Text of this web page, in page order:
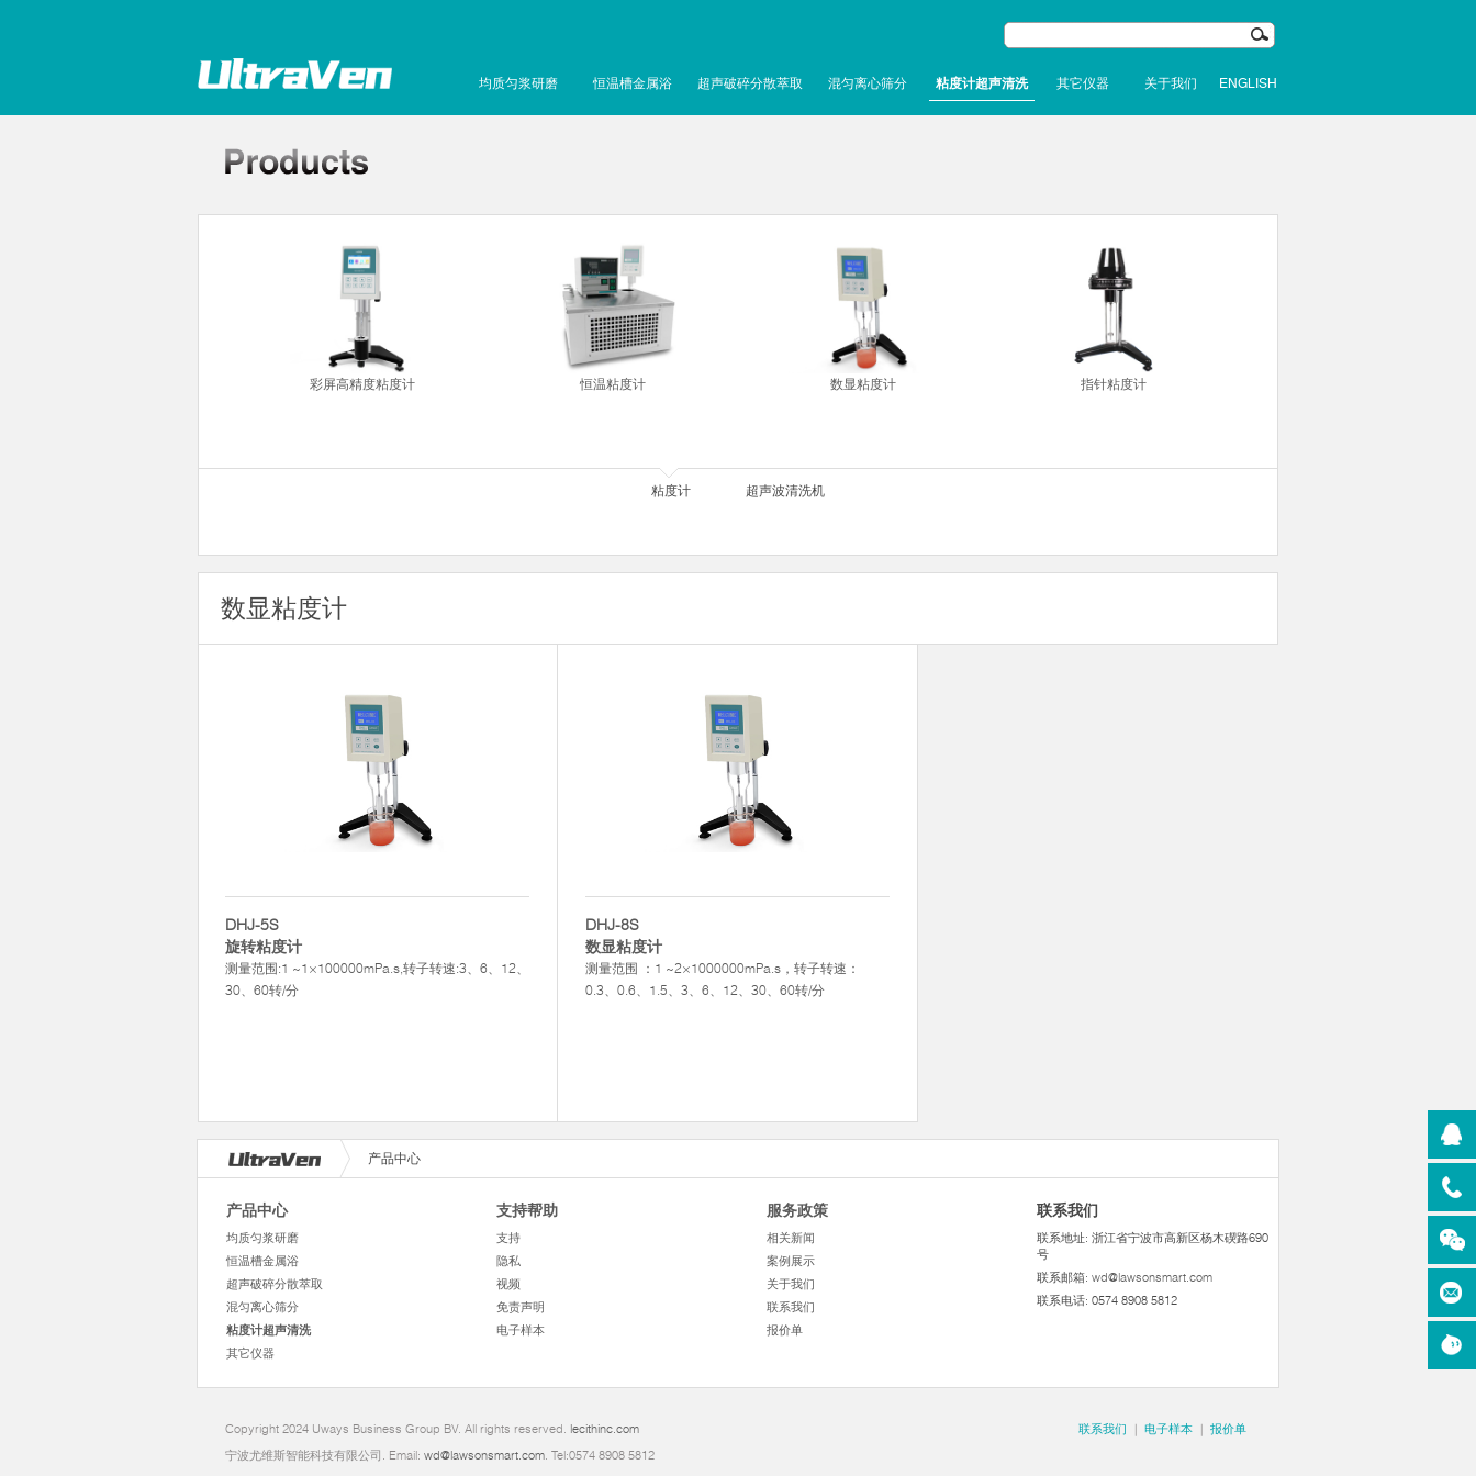
均质匀浆研磨 恒温槽金属浴 超声破碎分散萃取 混匀离心筛分 粘度计超声清洗 其它仪器 关于我们 ENGLISH
彩屏高精度粘度计 恒温粘度计 数显粘度计 指针粘度计
粘度计 超声波清洗机
数显粘度计
DHJ-5S
旋转粘度计
测量范围:1 ~1×100000mPa.s,转子转速:3、6、12、
30、60转/分
DHJ-8S
数显粘度计
测量范围 ：1 ~2×1000000mPa.s，转子转速：
0.3、0.6、1.5、3、6、12、30、60转/分
产品中心
产品中心
均质匀浆研磨
恒温槽金属浴
超声破碎分散萃取
混匀离心筛分
粘度计超声清洗
其它仪器
支持帮助
支持
隐私
视频
免责声明
电子样本
服务政策
相关新闻
案例展示
关于我们
联系我们
报价单
联系我们
联系地址: 浙江省宁波市高新区杨木碶路690
号
联系邮箱: wd@lawsonsmart.com
联系电话: 0574 8908 5812
Copyright 2024 Uways Business Group BV. All rights reserved. lecithinc.com
宁波尤维斯智能科技有限公司. Email: wd@lawsonsmart.com. Tel:0574 8908 5812
联系我们 | 电子样本 | 报价单